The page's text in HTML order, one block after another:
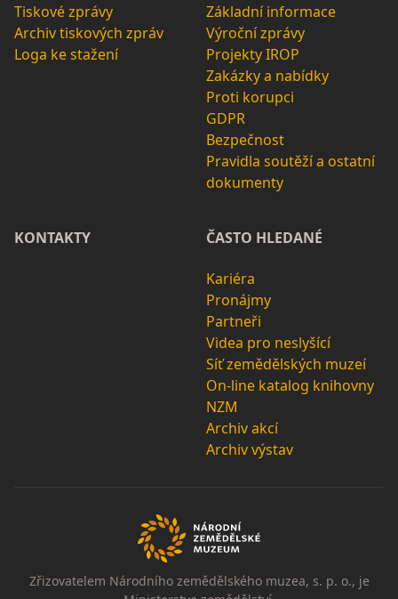
Tiskové zprávy
Archiv tiskových zpráv
Loga ke stažení
Základní informace
Výroční zprávy
Projekty IROP
Zakázky a nabídky
Proti korupci
GDPR
Bezpečnost
Pravidla soutěží a ostatní
dokumenty
KONTAKTY ČASTO HLEDANÉ
Kariéra
Pronájmy
Partneři
Videa pro neslyšící
Síť zemědělských muzeí
On-line katalog knihovny
NZM
Archiv akcí
Archiv výstav
Zřizovatelem Národního zemědělského muzea, s. p. o., je